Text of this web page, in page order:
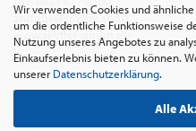
Wir verwenden Cookies und
um die ordentliche Funktionsweise
Nutzung unseres Angebotes zu
Einkaufserlebnis bieten zu können.
unserer Datenschutzerklärung.
Alle
anfrage@seyffer.shop
www.seyffer-gmbh.de